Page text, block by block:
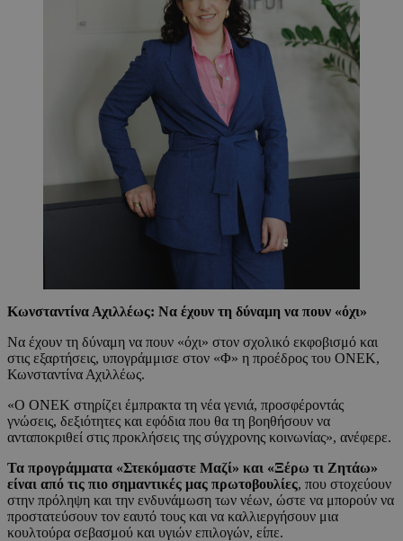
Κωνσταντίνα Αχιλλέως: Να έχουν τη δύναμη να πουν «όχι»
Να έχουν τη δύναμη να πουν «όχι» στον σχολικό εκφοβισμό και
στις εξαρτήσεις, υπογράμμισε στον «Φ» η προέδρος του ΟΝΕΚ,
Κωνσταντίνα Αχιλλέως.
«Ο ΟΝΕΚ στηρίζει έμπρακτα τη νέα γενιά, προσφέροντάς
γνώσεις, δεξιότητες και εφόδια που θα τη βοηθήσουν να
ανταποκριθεί στις προκλήσεις της σύγχρονης κοινωνίας», ανέφερε.
Τα προγράμματα «Στεκόμαστε Μαζί» και «Ξέρω τι Ζητάω»
είναι από τις πιο σημαντικές μας πρωτοβουλίες, που στοχεύουν
στην πρόληψη και την ενδυνάμωση των νέων, ώστε να μπορούν να
προστατεύσουν τον εαυτό τους και να καλλιεργήσουν μια
κουλτούρα σεβασμού και υγιών επιλογών, είπε.